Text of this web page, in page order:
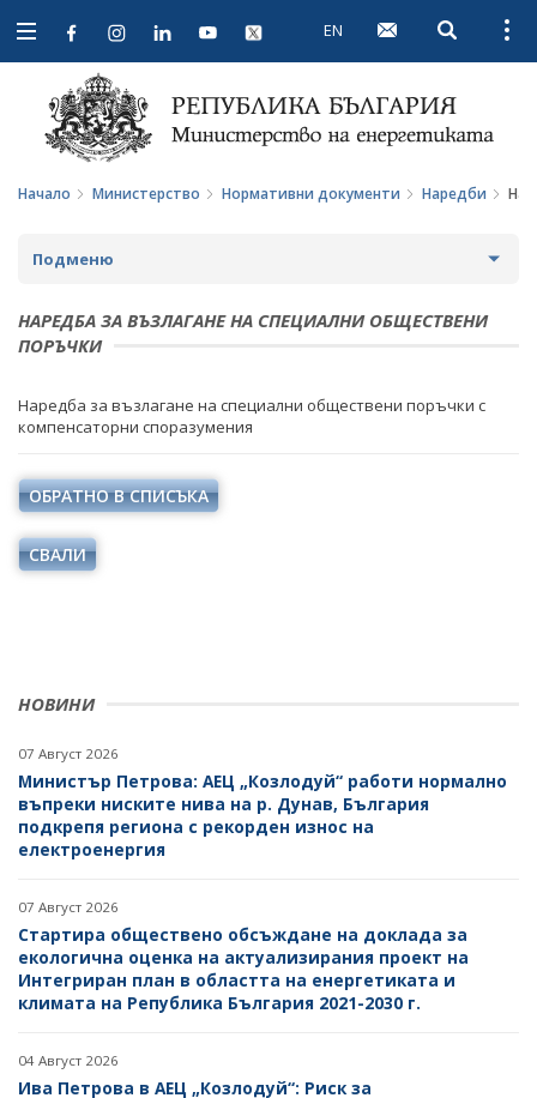
Open
navigation
EN Open
Начало Министерство Нормативни документи Наредби
НОВИНИ
07 Август 2026
Министър Петрова: АЕЦ „Козлодуй“ работи нормално
въпреки ниските нива на р. Дунав, България
подкрепя региона с рекорден износ на
електроенергия
07 Август 2026
Стартира обществено обсъждане на доклада за
екологична оценка на актуализирания проект на
Интегриран план в областта на енергетиката и
климата на Република България 2021-2030 г.
04 Август 2026
Ива Петрова в АЕЦ „Козлодуй“: Риск за
Подменю
ЗА МИНИСТЕРСТВОТО
ЗА НАС
МИСИЯ И ЦЕЛИ
СТРУКТУРА
ОДИТЕН КОМИТЕТ
ОБЯВИ ЗА КОНКУРСИ
РЕЗУЛТАТИ ОТ КОНКУРСИТЕ
РЕЗУЛТАТИ ОТ КОНКУРСИ ЗА ИЗБОР НА РЪКОВОДНИ
ОРГАНИ НА ЕНЕРГИЙНИТЕ ДРУЖЕСТВА
СТУДЕНТСКИ СТАЖОВЕ В ДЪРЖАВНАТА
ПОЛИТИЧЕСКИ КАБИНЕТ
ЗАКОНИ
ДИРЕКТИВИ И РЕГЛАМЕНТИ
ПРАВИЛНИЦИ
ЗАПОВЕДИ И АКТОВЕ
ВРЪЗКИ
ИНСТИТУЦИИ
ВТОРОСТЕПЕННИ РАЗПОРЕДИТЕЛИ
ДРУЖЕСТВА С ДЪРЖАВНО УЧАСТИЕ
БИЗНЕС ОРГАНИЗАЦИИ
БГ ПРЕДСЕДАТЕЛСТВО НА СЪВЕТА НА ЕС
НАРЕДБА ЗА ВЪЗЛАГАНЕ НА СПЕЦИАЛНИ ОБЩЕСТВЕНИ
ПОРЪЧКИ
Наредба за възлагане на специални обществени поръчки с
компенсаторни споразумения
ОБРАТНО В СПИСЪКА
СВАЛИ